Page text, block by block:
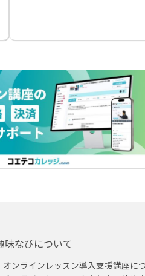
味なびについて
オンラインレッスン導入支援講座に